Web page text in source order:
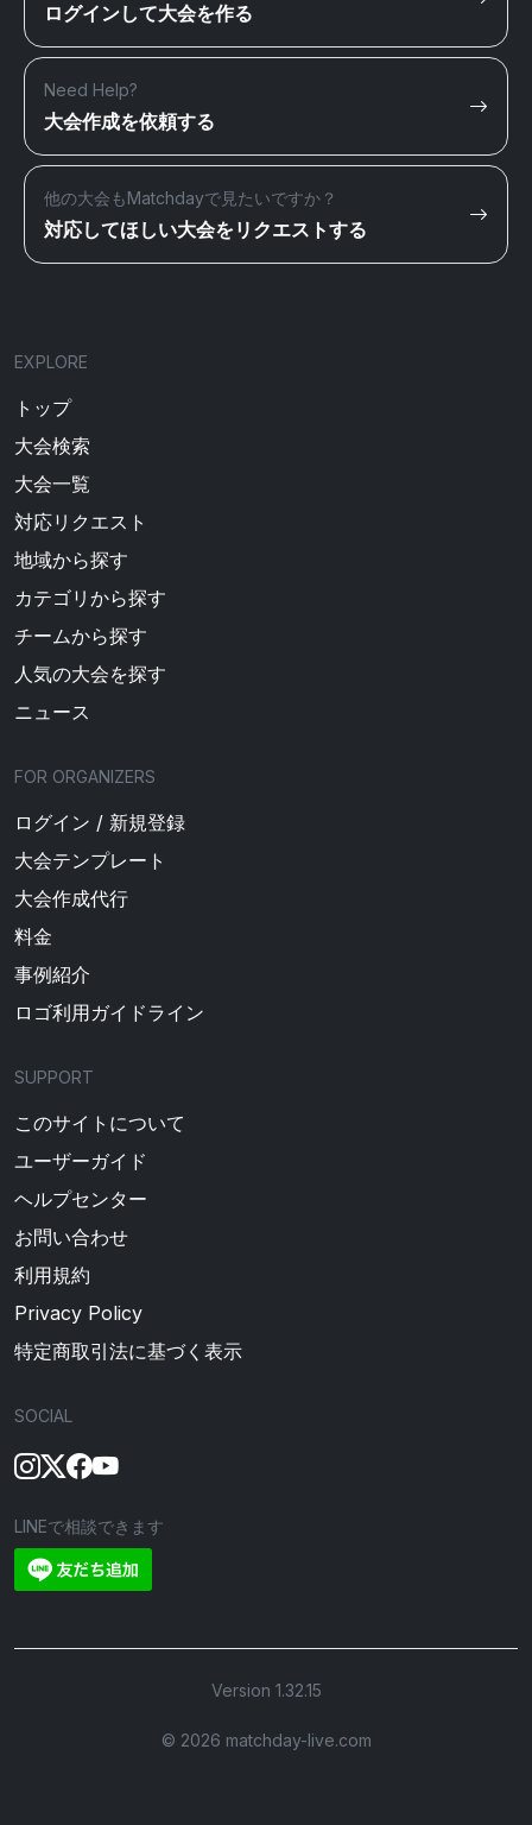
ログインして大会を作る
Need Help?
大会作成を依頼する
他の大会もMatchdayで見たいですか？
対応してほしい大会をリクエストする
EXPLORE
トップ
大会検索
大会一覧
対応リクエスト
地域から探す
カテゴリから探す
チームから探す
人気の大会を探す
ニュース
FOR ORGANIZERS
ログイン / 新規登録
大会テンプレート
大会作成代行
料金
事例紹介
ロゴ利用ガイドライン
SUPPORT
このサイトについて
ユーザーガイド
ヘルプセンター
お問い合わせ
利用規約
Privacy Policy
特定商取引法に基づく表示
SOCIAL
LINEで相談できます
Version 1.32.15
©︎ 2026 matchday-live.com